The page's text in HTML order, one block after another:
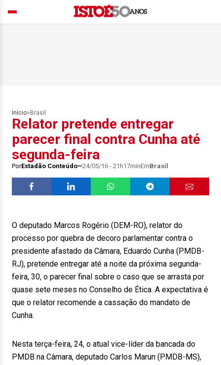
Início> Brasil
Relator pretende entregar
parecer final contra Cunha até
segunda-feira
PorEstadão Conteúdo 24/05/16 - 21h17minEmBrasil
O deputado Marcos Rogério (DEM-RO), relator do
processo por quebra de decoro parlamentar contra o
presidente afastado da Câmara, Eduardo Cunha (PMDB-
RJ), pretende entregar até a noite da próxima segunda-
feira, 30, o parecer final sobre o caso que se arrasta por
quase sete meses no Conselho de Ética. A expectativa é
que o relator recomende a cassação do mandato de
Cunha.
Nesta terça-feira, 24, o atual vice-líder da bancada do
PMDB na Câmara, deputado Carlos Marun (PMDB-MS),